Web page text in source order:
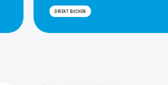
DIREKT BUCHEN